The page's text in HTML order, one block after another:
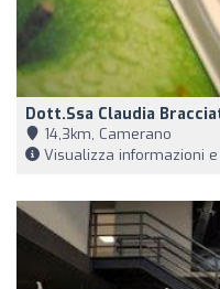
Dott.ssa Claudia
14,3km, Camerano
Visualizza informazioni